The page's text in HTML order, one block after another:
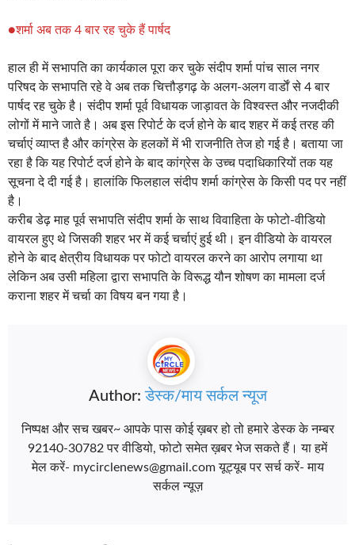
●शर्मा अब तक 4 बार रह चुके हैं पार्षद
हाल ही में सभापति का कार्यकाल पूरा कर चुके संदीप शर्मा पांच साल नगर
परिषद के सभापति रहे वे अब तक चित्तौड़गढ़ के अलग-अलग वार्डाें से 4 बार
पार्षद रह चुके है। संदीप शर्मा पूर्व विधायक जाड़ावत के विश्वस्त और नजदीकी
लोगों में माने जाते है। अब इस रिपोर्ट के दर्ज होने के बाद शहर में कई तरह की
चर्चाएं व्याप्त है और कांग्रेस के हलकों में भी राजनीति तेज हो गई है। बताया जा
रहा है कि यह रिपोर्ट दर्ज होने के बाद कांग्रेस के उच्च पदाधिकारियों तक यह
सूचना दे दी गई है। हालांकि फिलहाल संदीप शर्मा कांग्रेस के किसी पद पर नहीं
है।
करीब डेढ़ माह पूर्व सभापति संदीप शर्मा के साथ विवाहिता के फोटो-वीडियो
वायरल हुए थे जिसकी शहर भर में कई चर्चाएं हुई थी। इन वीडियो के वायरल
होने के बाद क्षेत्रीय विधायक पर फोटो वायरल करने का आरोप लगाया था
लेकिन अब उसी महिला द्वारा सभापति के विरूद्ध यौन शोषण का मामला दर्ज
कराना शहर में चर्चा का विषय बन गया है।
Author:डेस्क/माय सर्कल न्यूज
निष्पक्ष और सच खबर~ आपके पास कोई ख़बर हो तो हमारे डेस्क के नम्बर
92140-30782 पर वीडियो, फोटो समेत ख़बर भेज सकते हैं। या हमें
मेल करें- mycirclenews@gmail.com यूट्यूब पर सर्च करें- माय
सर्कल न्यूज़